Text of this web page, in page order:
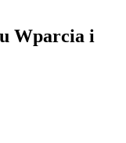
Wparcia i